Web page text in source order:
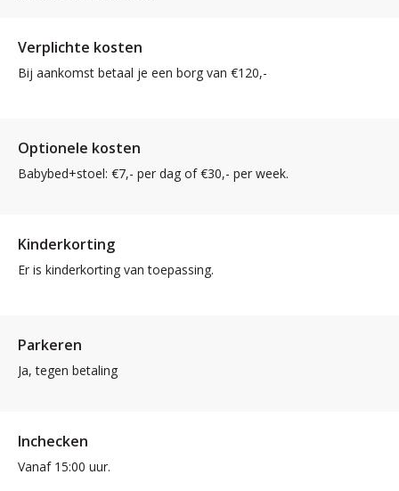
Verplichte kosten
Bij aankomst betaal je een borg van €120,-
Optionele kosten
Babybed+stoel: €7,- per dag of €30,- per week.
Kinderkorting
Er is kinderkorting van toepassing.
Parkeren
Ja, tegen betaling
Inchecken
Vanaf 15:00 uur.